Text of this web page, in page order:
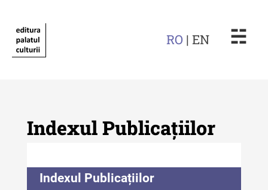
RO | EN ☵
Revista "Cercetări istorice"
Indexul Publicațiilor
Indexul Publicațiilor